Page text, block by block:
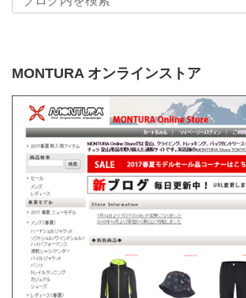
MONTURA オンラインストア